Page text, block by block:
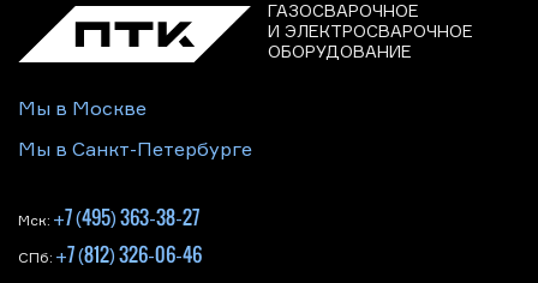
ГАЗОСВАРОЧНОЕ
И ЭЛЕКТРОСВАРОЧНОЕ
ОБОРУДОВАНИЕ
Мы в Москве
Мы в Санкт-Петербурге
Мск: +7 (495) 363-38-27
СПб: +7 (812) 326-06-46